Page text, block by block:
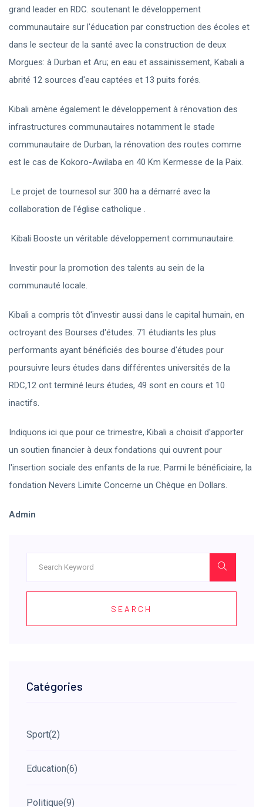
grand leader en RDC. soutenant le développement
communautaire sur l'éducation par construction des écoles et
dans le secteur de la santé avec la construction de deux
Morgues: à Durban et Aru; en eau et assainissement, Kabali a
abrité 12 sources d'eau captées et 13 puits forés.
Kibali amène également le développement à rénovation des
infrastructures communautaires notamment le stade
communautaire de Durban, la rénovation des routes comme
est le cas de Kokoro-Awilaba en 40 Km Kermesse de la Paix.
Le projet de tournesol sur 300 ha a démarré avec la
collaboration de l'église catholique .
Kibali Booste un véritable développement communautaire.
Investir pour la promotion des talents au sein de la
communauté locale.
Kibali a compris tôt d'investir aussi dans le capital humain, en
octroyant des Bourses d'études. 71 étudiants les plus
performants ayant bénéficiés des bourse d'études pour
poursuivre leurs études dans différentes universités de la
RDC,12 ont terminé leurs études, 49 sont en cours et 10
inactifs.
Indiquons ici que pour ce trimestre, Kibali a choisit d'apporter
un soutien financier à deux fondations qui ouvrent pour
l'insertion sociale des enfants de la rue. Parmi le bénéficiaire, la
fondation Nevers Limite Concerne un Chèque en Dollars.
Admin
SEARCH
Catégories
Sport(2)
Education(6)
Politique(9)